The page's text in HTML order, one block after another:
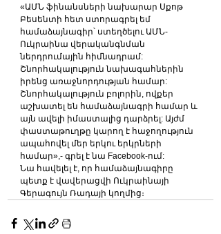
«ԱՄՆ ֆինանսների նախարար Սքոթ
Բեսենտի հետ ստորագրել եմ
համաձայնագիր՝ ստեղծելու ԱՄՆ-
Ուկրաինա վերականգնման
ներդրումային հիմնադրամ:
Շնորհակալություն նախագահներին
իրենց առաջնորդության համար:
Շնորհակալություն բոլորին, ովքեր
աշխատել են համաձայնագրի համար և
այն ավելի իմաստալից դարձրել: Այժմ
փաստաթուղթը կարող է հաջողություն
ապահովել մեր երկու երկրների
համար»,- գրել է նա Facebook-ում:
Նա հավելել է, որ համաձայնագիրը
պետք է վավերացվի Ուկրաինայի
Գերագույն Ռադայի կողմից։